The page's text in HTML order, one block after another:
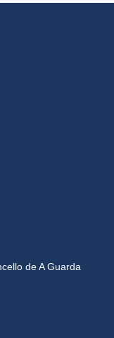
de A Guarda